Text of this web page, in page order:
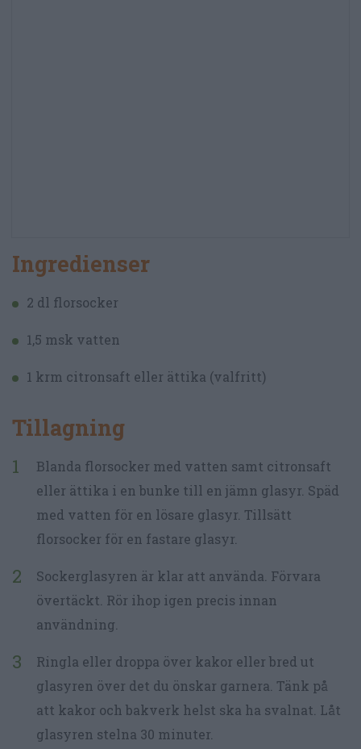
Ingredienser
2 dl florsocker
1,5 msk vatten
1 krm citronsaft eller ättika (valfritt)
Tillagning
Blanda florsocker med vatten samt citronsaft
eller ättika i en bunke till en jämn glasyr. Späd
med vatten för en lösare glasyr. Tillsätt
florsocker för en fastare glasyr.
Sockerglasyren är klar att använda. Förvara
övertäckt. Rör ihop igen precis innan
användning.
Ringla eller droppa över kakor eller bred ut
glasyren över det du önskar garnera. Tänk på
att kakor och bakverk helst ska ha svalnat. Låt
glasyren stelna 30 minuter.